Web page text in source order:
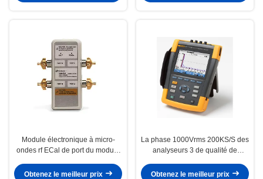
Module électronique à micro-
ondes rf ECal de port du module
N4433A
Obtenez le meilleur prix
La phase 1000Vrms 200KS/S des
analyseurs 3 de qualité de
une mémoire 16MB conforme
Obtenez le meilleur prix